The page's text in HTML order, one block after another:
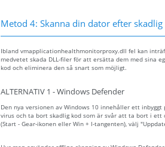
Metod 4: Skanna din dator efter
Ibland vmapplicationhealthmonitorproxy.dll fel kan
medvetet skada DLL-filer för att ersätta dem med sina
kod och eliminera den så snart som möjligt.
ALTERNATIV 1 - Windows Defender
Den nya versionen av Windows 10 innehåller ett inbyggt
virus och ta bort skadlig kod som är svår att ta bort i
(Start - Gear-ikonen eller Win + I-tangenten), välj